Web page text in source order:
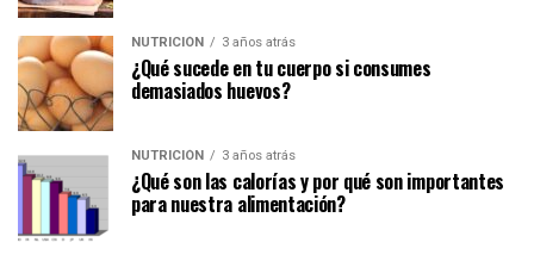
NUTRICIÓN 3 años atrás
¿Qué sucede en tu cuerpo si consumes
demasiados huevos?
NUTRICIÓN 3 años atrás
¿Qué son las calorías y por qué son importantes
para nuestra alimentación?